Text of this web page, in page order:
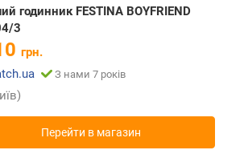
годинник FESTINA BOYFRIEND
3
грн.
З нами 7 років
Перейти в магазин